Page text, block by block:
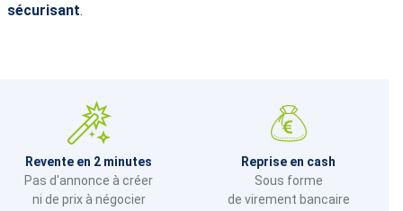
sécurisant.
Revente en 2 minutes
Pas d'annonce à créer
ni de prix à négocier
Reprise en cash
Sous forme
de virement bancaire